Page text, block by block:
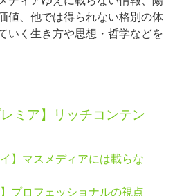
値、他では得られない格別の体
いく生き方や思想・哲学などを
ミア】リッチコンテン
】マスメディアには載らな
プロフェッショナルの視点